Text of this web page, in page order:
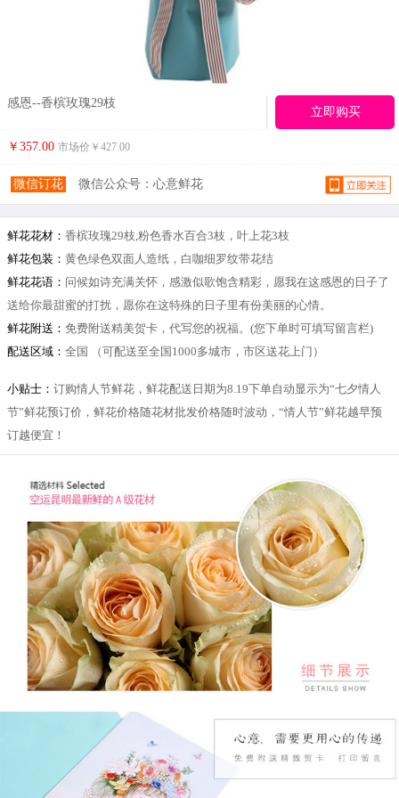
感恩--香槟玫瑰29枝
立即购买
￥357.00 市场价￥ 427.00
微信订花 微信公众号：心意鲜花
鲜花花材： 香槟玫瑰29枝,粉色香水百合3枝，叶上花3枝
鲜花包装： 黄色绿色双面人造纸，白咖细罗纹带花结
鲜花花语： 问候如诗充满关怀，感激似歌饱含精彩，愿我在这感恩的日子了
送给你最甜蜜的打扰，愿你在这特殊的日子里有份美丽的心情。
鲜花附送： 免费附送精美贺卡，代写您的祝福。(您下单时可填写留言栏)
配送区域： 全国 （可配送至全国1000多城市，市区送花上门）
小贴士： 订购情人节鲜花，鲜花配送日期为8.19下单自动显示为“七夕情人
节”鲜花预订价，鲜花价格随花材批发价格随时波动，“情人节”鲜花越早预
订越便宜！